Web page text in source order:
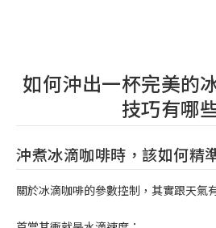
如何沖出一杯完美的
技巧有哪
沖煮冰滴咖啡時，該如何精
關於冰滴咖啡的參數控制，其實跟天氣